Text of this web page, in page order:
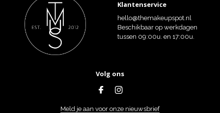
Klantenservice
hello@themakeupspot.nl
Beschikbaar op werkdagen
tussen 09:00u. en 17:00u.
Volg ons
Meld je aan voor onze nieuwsbrief